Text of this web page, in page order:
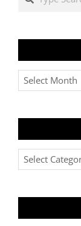
Archives
Post
Categories